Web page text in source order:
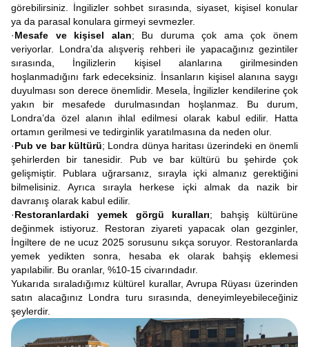
görebilirsiniz. İngilizler sohbet sırasında, siyaset, kişisel konular
ya da parasal konulara girmeyi sevmezler.
·Mesafe ve kişisel alan; Bu duruma çok ama çok önem
veriyorlar. Londra’da alışveriş rehberi ile yapacağınız gezintiler
sırasında, İngilizlerin kişisel alanlarına girilmesinden
hoşlanmadığını fark edeceksiniz. İnsanların kişisel alanına saygı
duyulması son derece önemlidir. Mesela, İngilizler kendilerine çok
yakın bir mesafede durulmasından hoşlanmaz. Bu durum,
Londra’da özel alanın ihlal edilmesi olarak kabul edilir. Hatta
ortamın gerilmesi ve tedirginlik yaratılmasına da neden olur.
·Pub ve bar kültürü; Londra dünya haritası üzerindeki en önemli
şehirlerden bir tanesidir. Pub ve bar kültürü bu şehirde çok
gelişmiştir. Publara uğrarsanız, sırayla içki almanız gerektiğini
bilmelisiniz. Ayrıca sırayla herkese içki almak da nazik bir
davranış olarak kabul edilir.
·Restoranlardaki yemek görgü kuralları; bahşiş kültürüne
değinmek istiyoruz. Restoran ziyareti yapacak olan gezginler,
İngiltere de ne ucuz 2025 sorusunu sıkça soruyor. Restoranlarda
yemek yedikten sonra, hesaba ek olarak bahşiş eklemesi
yapılabilir. Bu oranlar, %10-15 civarındadır.
Yukarıda sıraladığımız kültürel kurallar, Avrupa Rüyası üzerinden
satın alacağınız Londra turu sırasında, deneyimleyebileceğiniz
şeylerdir.